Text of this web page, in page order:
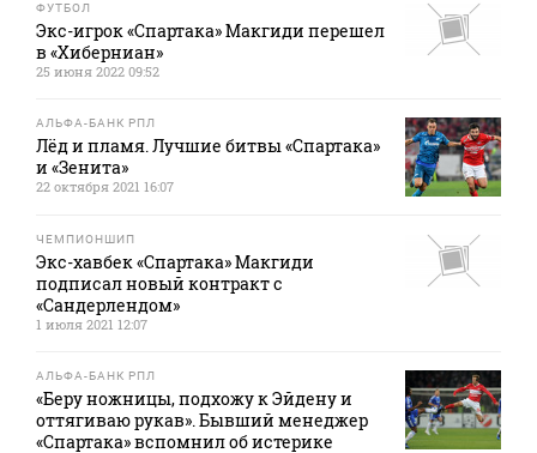
ФУТБОЛ
Экс-игрок «Спартака» Макгиди перешел
в «Хиберниан»
25 июня 2022 09:52
АЛЬФА-БАНК РПЛ
Лёд и пламя. Лучшие битвы «Спартака»
и «Зенита»
22 октября 2021 16:07
ЧЕМПИОНШИП
Экс-хавбек «Спартака» Макгиди
подписал новый контракт с
«Сандерлендом»
1 июля 2021 12:07
АЛЬФА-БАНК РПЛ
«Беру ножницы, подхожу к Эйдену и
оттягиваю рукав». Бывший менеджер
«Спартака» вспомнил об истерике